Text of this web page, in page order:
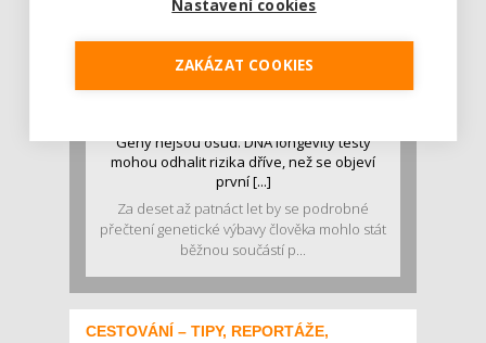
Geny nejsou osud. DNA longevity testy
mohou odhalit rizika dříve, než se objeví
první [...]
Za deset až patnáct let by se podrobné
přečtení genetické výbavy člověka mohlo stát
běžnou součástí p...
CESTOVÁNÍ – TIPY, REPORTÁŽE,
Nastavení cookies
ZAKÁZAT COOKIES